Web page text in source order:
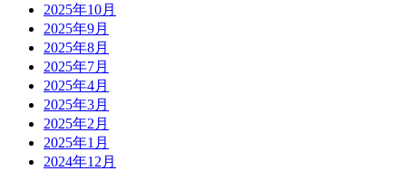
2025年10月
2025年9月
2025年8月
2025年7月
2025年4月
2025年3月
2025年2月
2025年1月
2024年12月